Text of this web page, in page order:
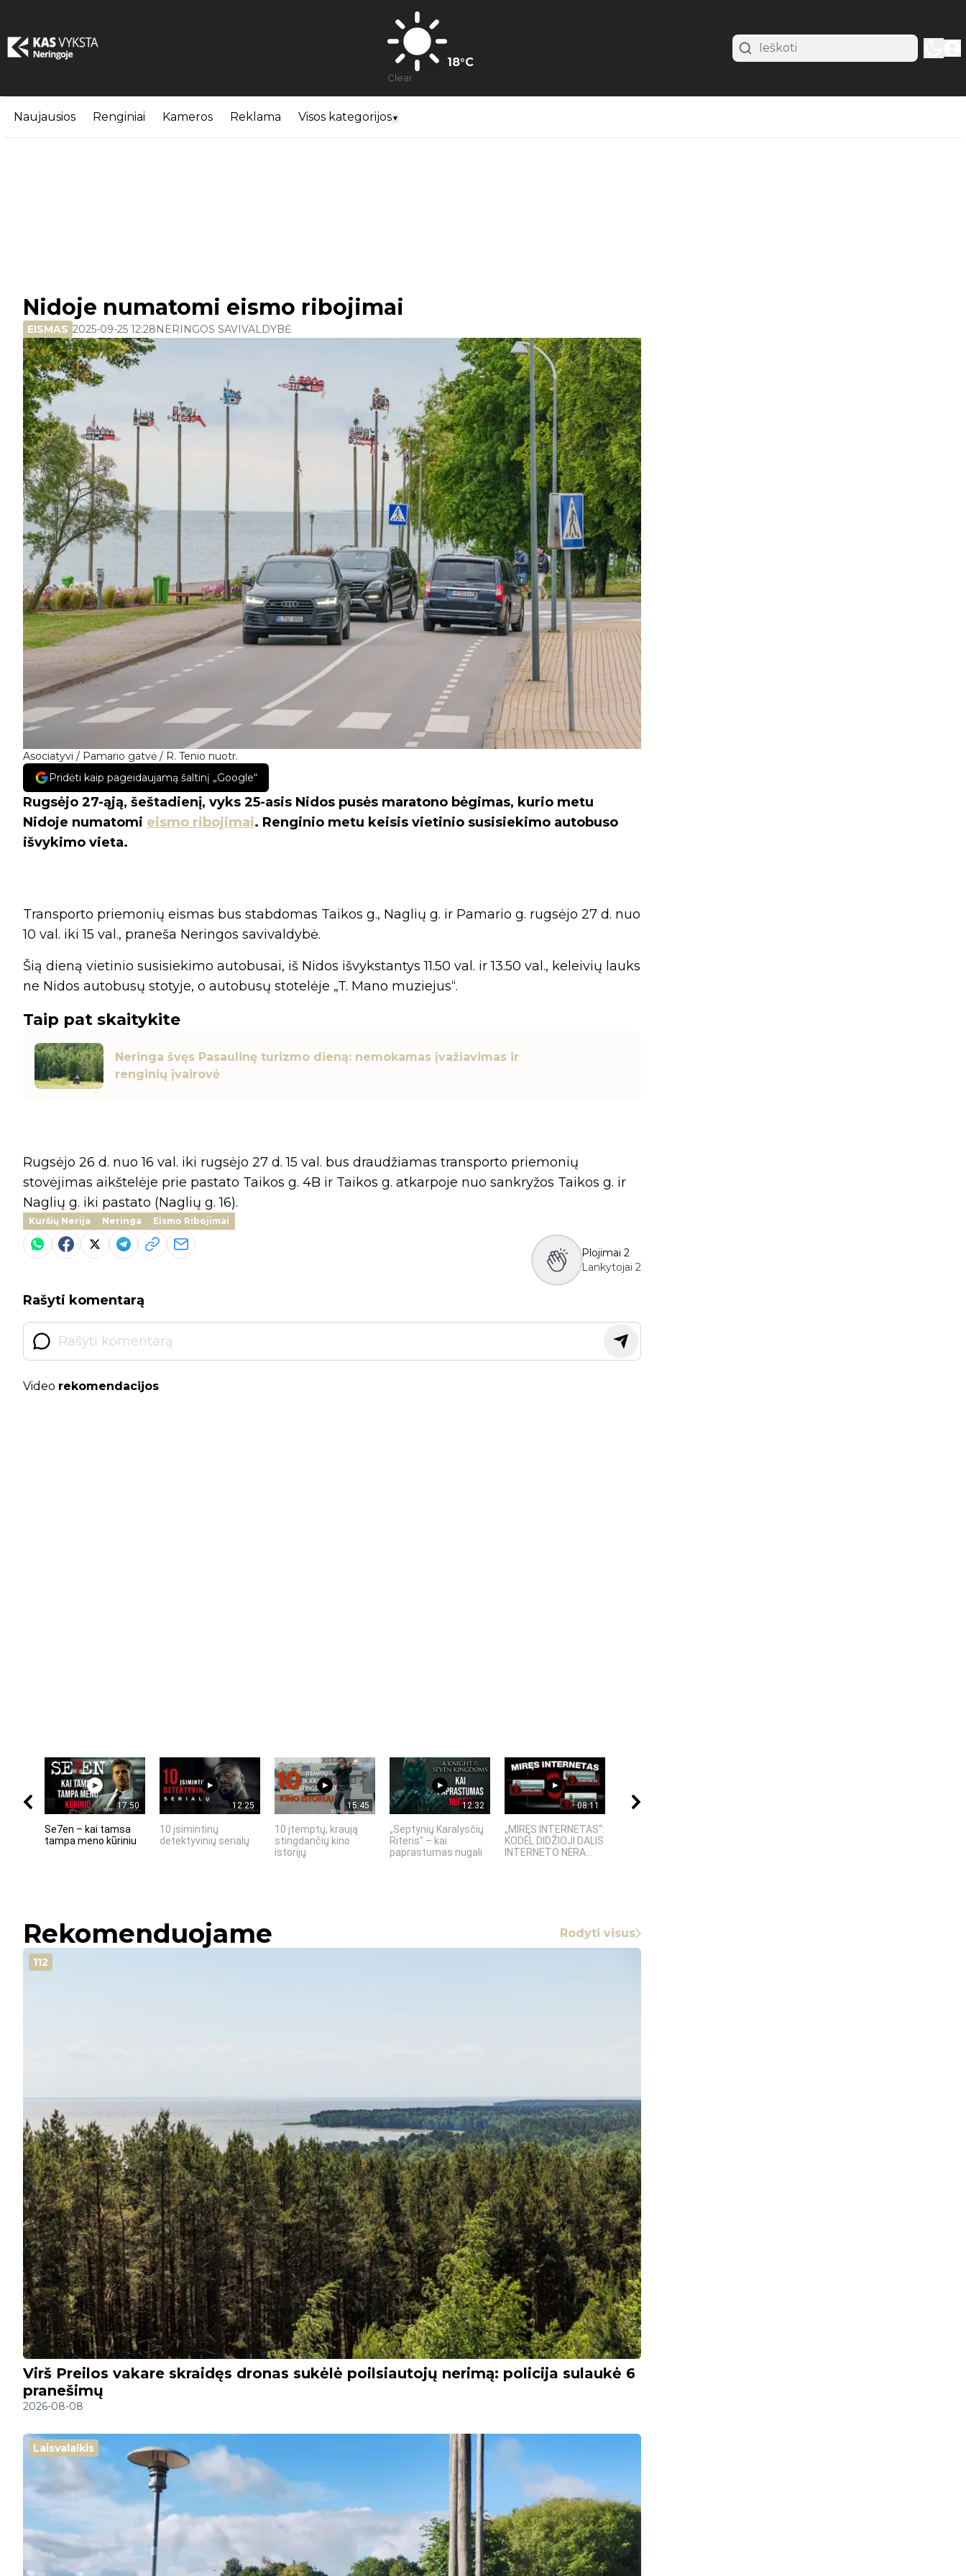
18°C
Clear
Naujausios Renginiai Kameros Reklama Visos kategorijos▼
Asociatyvi / Pamario gatvė / R. Tenio nuotr.
Nidoje numatomi eismo ribojimai
EISMAS 2025-09-25 12:28NERINGOS SAVIVALDYBĖ
Pridėti kaip pageidaujamą šaltinį „Google“
Rugsėjo 27-ąją, šeštadienį, vyks 25-asis Nidos pusės maratono bėgimas, kurio metu
Nidoje numatomi eismo ribojimai. Renginio metu keisis vietinio susisiekimo autobuso
išvykimo vieta.
Transporto priemonių eismas bus stabdomas Taikos g., Naglių g. ir Pamario g. rugsėjo 27 d. nuo
10 val. iki 15 val., praneša Neringos savivaldybė.
Šią dieną vietinio susisiekimo autobusai, iš Nidos išvykstantys 11.50 val. ir 13.50 val., keleivių lauks
ne Nidos autobusų stotyje, o autobusų stotelėje „T. Mano muziejus“.
Taip pat skaitykite
Neringa švęs Pasaulinę turizmo dieną: nemokamas įvažiavimas ir
renginių įvairovė
Rugsėjo 26 d. nuo 16 val. iki rugsėjo 27 d. 15 val. bus draudžiamas transporto priemonių
stovėjimas aikštelėje prie pastato Taikos g. 4B ir Taikos g. atkarpoje nuo sankryžos Taikos g. ir
Naglių g. iki pastato (Naglių g. 16).
Kuršių Nerija Neringa Eismo Ribojimai
Plojimai 2
Lankytojai 2
Rašyti komentarą
Video rekomendacijos
17:50
Se7en – kai tamsa
tampa meno kūriniu
12:25
10 įsimintinų
detektyvinių serialų
15:45
10 įtemptų, kraują
stingdančių kino
istorijų
12:32
„Septynių Karalysčių
Riteris" – kai
paprastumas nugali
08:11
„MIRĘS INTERNETAS“:
KODĖL DIDŽIOJI DALIS
INTERNETO NĖRA...
Rekomenduojame Rodyti visus
112
Virš Preilos vakare skraidęs dronas sukėlė poilsiautojų nerimą: policija sulaukė 6
pranešimų
2026-08-08
Laisvalaikis